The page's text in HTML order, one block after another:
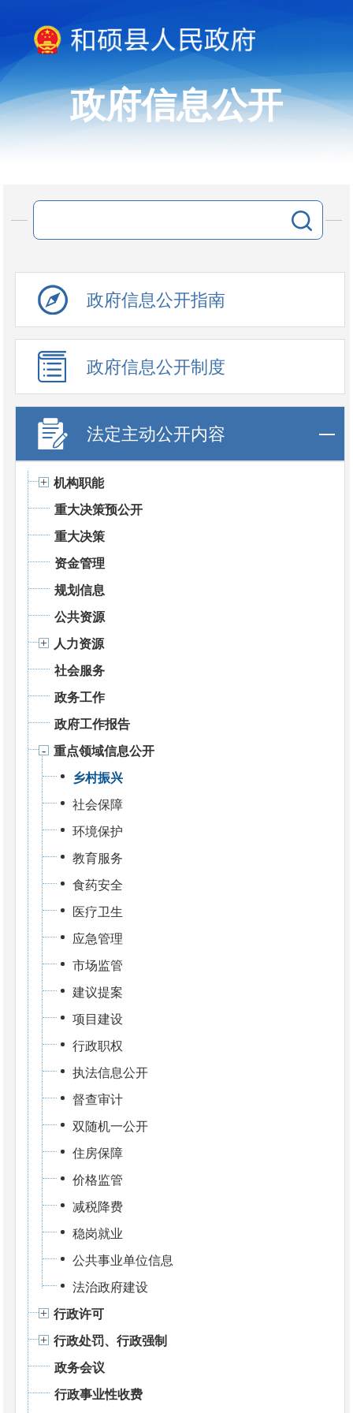
政府信息公开
政府信息公开指南
政府信息公开制度
法定主动公开内容
机构职能
重大决策预公开
重大决策
资金管理
规划信息
公共资源
人力资源
社会服务
政务工作
政府工作报告
重点领域信息公开
乡村振兴
社会保障
环境保护
教育服务
食药安全
医疗卫生
应急管理
市场监管
建议提案
项目建设
行政职权
执法信息公开
督查审计
双随机一公开
住房保障
价格监管
减税降费
稳岗就业
公共事业单位信息
法治政府建设
行政许可
行政处罚、行政强制
政务会议
行政事业性收费